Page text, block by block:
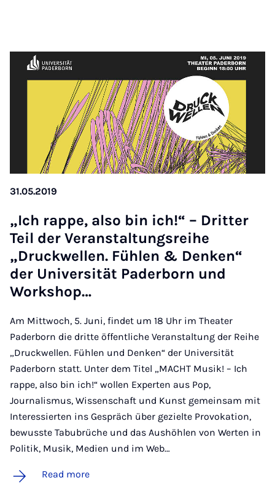
31.05.2019
„Ich rappe, also bin ich!“ – Drit­ter
Teil der Ver­an­stal­tung­s­reihe
„Druck­wel­len. Füh­len & Den­ken“
der Uni­versität Pader­born und
Work­shop…
Am Mittwoch, 5. Juni, findet um 18 Uhr im Theater
Paderborn die dritte öffentliche Veranstaltung der Reihe
„Druckwellen. Fühlen und Denken“ der Universität
Paderborn statt. Unter dem Titel „MACHT Musik! – Ich
rappe, also bin ich!“ wollen Experten aus Pop,
Journalismus, Wissenschaft und Kunst gemeinsam mit
Interessierten ins Gespräch über gezielte Provokation,
bewusste Tabubrüche und das Aushöhlen von Werten in
Politik, Musik, Medien und im Web…
Read more